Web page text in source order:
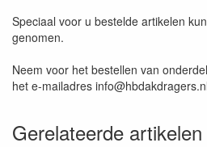
Speciaal voor u bestelde artikelen
genomen.
Neem voor het bestellen van
het e-mailadres info@hbdakdragers.nl
Gerelateerde artikelen